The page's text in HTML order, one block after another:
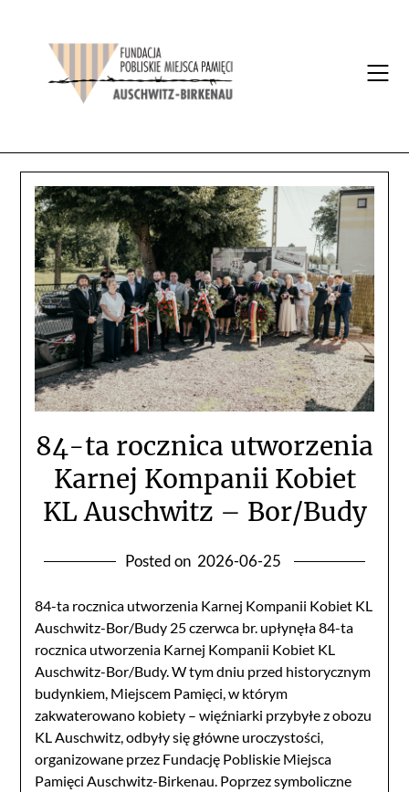
84-ta rocznica utworzenia
Karnej Kompanii Kobiet
KL Auschwitz – Bor/Budy
Posted on 2026-06-25
84-ta rocznica utworzenia Karnej Kompanii Kobiet KL
Auschwitz-Bor/Budy 25 czerwca br. upłynęła 84-ta
rocznica utworzenia Karnej Kompanii Kobiet KL
Auschwitz-Bor/Budy. W tym dniu przed historycznym
budynkiem, Miejscem Pamięci, w którym
zakwaterowano kobiety – więźniarki przybyłe z obozu
KL Auschwitz, odbyły się główne uroczystości,
organizowane przez Fundację Pobliskie Miejsca
Pamięci Auschwitz-Birkenau. Poprzez symboliczne